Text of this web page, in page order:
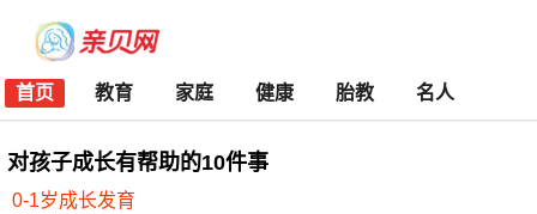
首页 教育 家庭 健康 胎教 名人
对孩子成长有帮助的10件事
0-1岁成长发育